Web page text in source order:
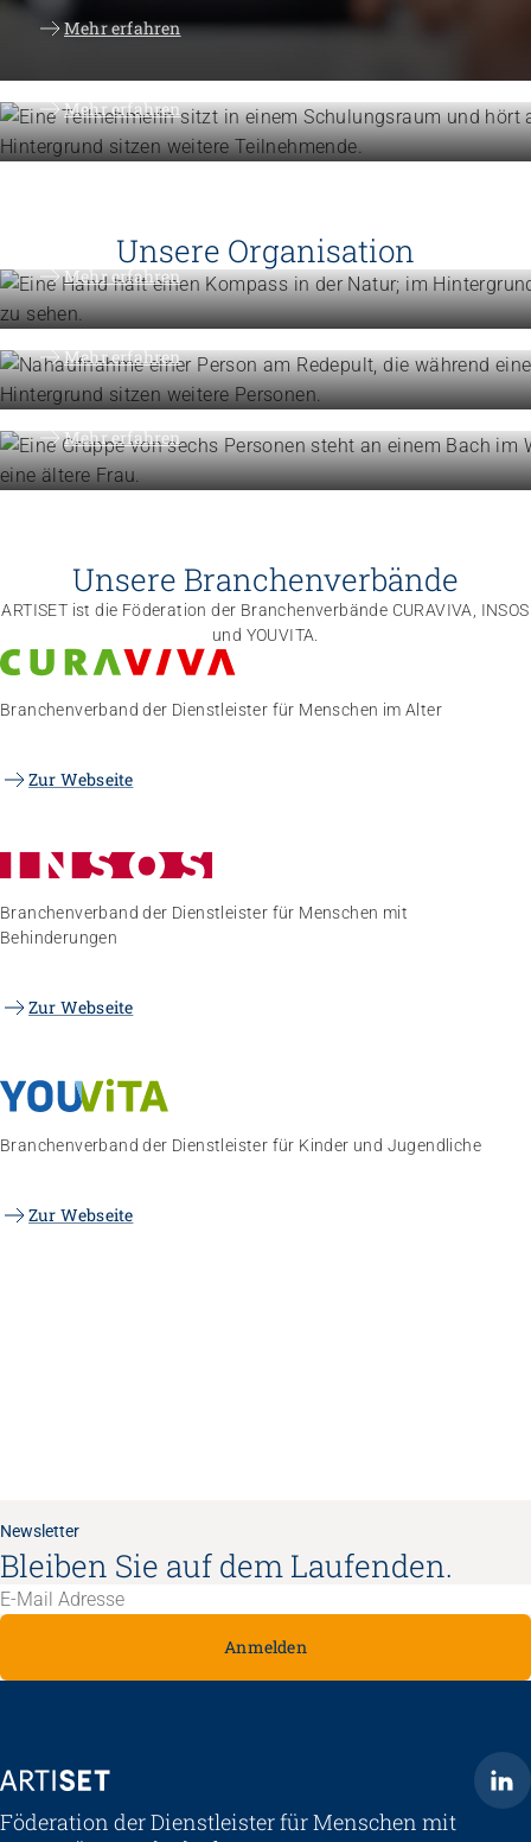
Mehr erfahren
Weiterbildung
Mehr erfahren
Unsere Organisation
Mehr erfahren
Engagement
Politik und Positionen
Mehr erfahren
Organisation
Die Föderation im Überblick
Mehr erfahren
Unsere Branchenverbände
ARTISET ist die Föderation der Branchenverbände CURAVIVA, INSOS
und YOUVITA.
Branchenverband der Dienstleister für Menschen im Alter
Zur Webseite
Branchenverband der Dienstleister für Menschen mit
Behinderungen
Zur Webseite
Branchenverband der Dienstleister für Kinder und Jugendliche
Zur Webseite
Newsletter
Bleiben Sie auf dem Laufenden.
Anmelden
ARTISET
Föderation der Dienstleister für Menschen mit